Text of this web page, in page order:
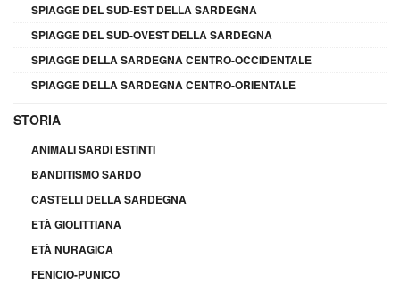
SPIAGGE DEL SUD-EST DELLA SARDEGNA
SPIAGGE DEL SUD-OVEST DELLA SARDEGNA
SPIAGGE DELLA SARDEGNA CENTRO-OCCIDENTALE
SPIAGGE DELLA SARDEGNA CENTRO-ORIENTALE
STORIA
ANIMALI SARDI ESTINTI
BANDITISMO SARDO
CASTELLI DELLA SARDEGNA
ETÀ GIOLITTIANA
ETÀ NURAGICA
FENICIO-PUNICO